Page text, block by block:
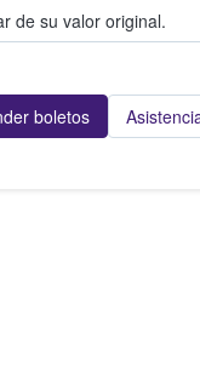
de su valor original.
boletos